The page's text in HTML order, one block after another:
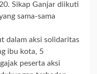
Sikap Ganjar diikuti
sama-sama
dalam aksi solidaritas
ibu kota, 5
peserta aksi